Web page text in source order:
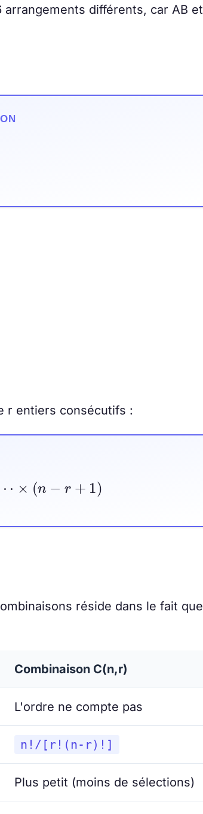
arrangements différents, car AB et
r entiers consécutifs :
n− r+
réside dans le fait que
Combinaison C(n,r)
L'ordre ne compte pas
n!/[r!(n-r)!]
Plus petit (moins de sélections)